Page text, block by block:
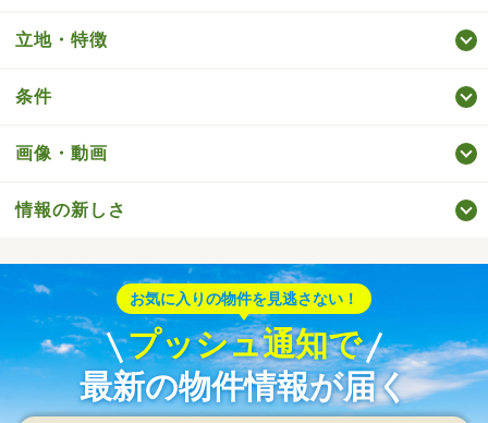
立地・特徴
条件
画像・動画
情報の新しさ
お気に入りの物件を見逃さない！
プッシュ通知で
最新の物件情報が届く